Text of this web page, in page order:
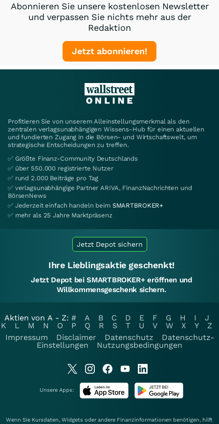
Abonnieren Sie unsere kostenlosen Newsletter
und verpassen Sie nichts mehr aus der
Redaktion
Jetzt abonnieren!
Profitieren Sie von unserem Alleinstellungsmerkmal als den
zentralen verlagsunabhängigen Wissens-Hub für einen aktuellen
und fundierten Zugang in die Börsen- und Wirtschaftswelt, um
strategische Entscheidungen zu treffen.
✅ Größte Finanz-Community Deutschlands
✅ über 550.000 registrierte Nutzer
✅ rund 2.000 Beiträge pro Tag
✅ verlagsunabhängige Partner ARIVA, FinanzNachrichten und
BörsenNews
✅ Jederzeit einfach handeln beim SMARTBROKER+
✅ mehr als 25 Jahre Marktpräsenz
Jetzt Depot sichern
Ihre Lieblingsaktie geschenkt!
Jetzt Depot bei SMARTBROKER+ eröffnen und
Willkommensgeschenk sichern.
Aktien von A - Z: # A B C D E F G H I
J
K
L M N O P Q R S T U V W X Y
Z
Impressum
Disclaimer Datenschutz
Datenschutz-
Einstellungen
Nutzungsbedingungen
Unsere Apps:
Wenn Sie Kursdaten, Widgets oder andere Finanzinformationen benötigen, hilft